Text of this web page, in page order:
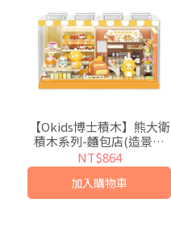
【Okids博士積木】熊大衛
積木系列-麵包店(造景積
木/公仔玩具/療癒小物)
NT$864
加入購物車